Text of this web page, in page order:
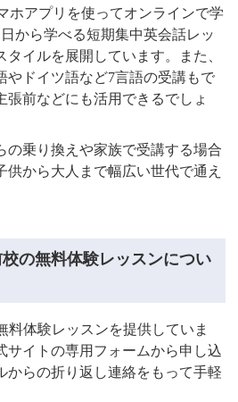
ホアプリを使ってオンラインで学
から学べる短期集中英会話レッ
タイルを展開しています。また、
やドイツ語など7言語の受講もで
張前などにも活用できるでしょ
の乗り換えや家族で受講する場合
供から大人まで幅広い世代で通え
の無料体験レッスンについ
料体験レッスンを提供していま
サイトの専用フォームから申し込
からの折り返し連絡をもって手軽